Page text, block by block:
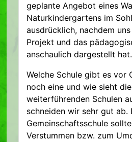
geplante Angebot eines
Naturkindergartens im
ausdrücklich, nachdem
Projekt und das
anschaulich dargestellt hat.
Welche Schule gibt es vor
noch eine und wie sieht
weiterführenden Schulen
schneiden wir sehr gut
Gemeinschaftsschule
Verstummen bzw. zum